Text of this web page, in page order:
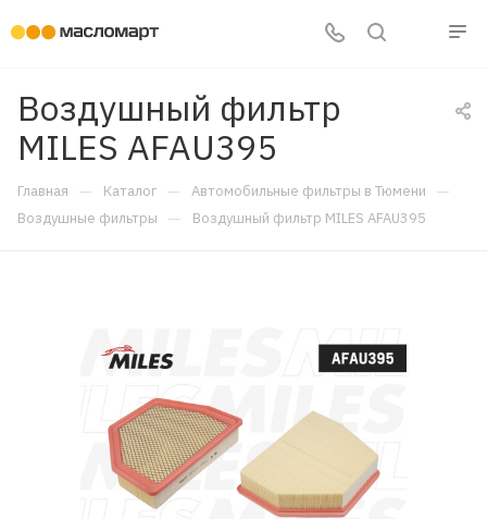
Воздушный фильтр
MILES AFAU395
Главная — Каталог — Автомобильные фильтры в Тюмени —
Воздушные фильтры — Воздушный фильтр MILES AFAU395